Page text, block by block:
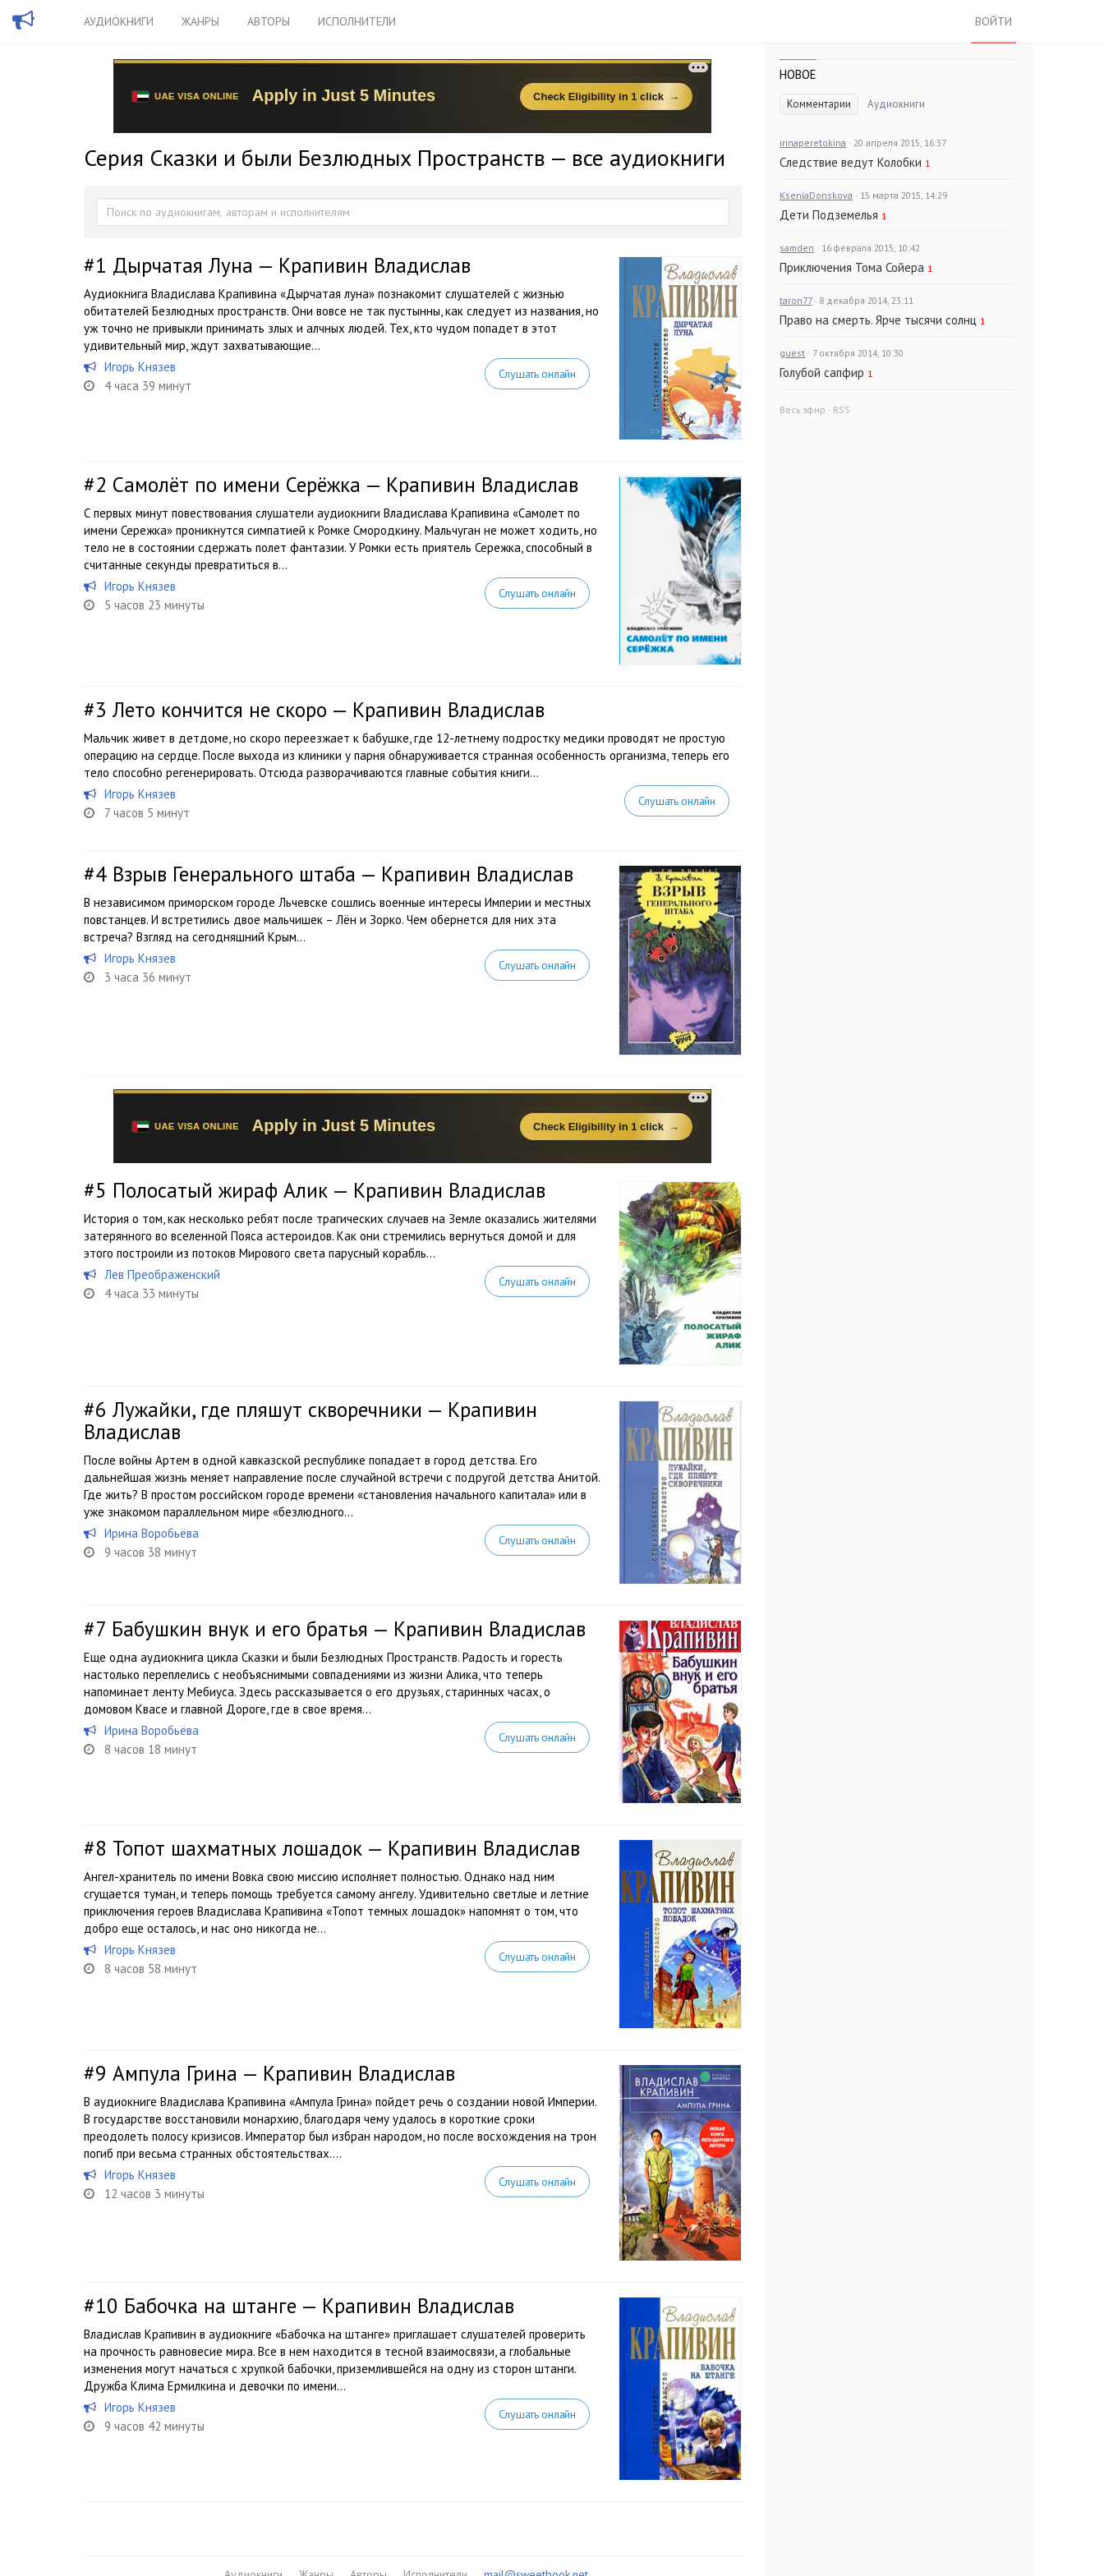
АУДИОКНИГИ ЖАНРЫ АВТОРЫ ИСПОЛНИТЕЛИ ВОЙТИ
Серия Сказки и были Безлюдных Пространств — все аудиокниги
#1 Дырчатая Луна — Крапивин Владислав
Аудиокнига Владислава Крапивина «Дырчатая луна» познакомит слушателей с жизнью
обитателей Безлюдных пространств. Они вовсе не так пустынны, как следует из названия, но
уж точно не привыкли принимать злых и алчных людей. Тех, кто чудом попадет в этот
удивительный мир, ждут захватывающие...
Игорь Князев
4 часа 39 минут
Слушать онлайн
#2 Самолёт по имени Серёжка — Крапивин Владислав
С первых минут повествования слушатели аудиокниги Владислава Крапивина «Самолет по
имени Сережка» проникнутся симпатией к Ромке Смородкину. Мальчуган не может ходить, но
тело не в состоянии сдержать полет фантазии. У Ромки есть приятель Сережка, способный в
считанные секунды превратиться в...
Игорь Князев
5 часов 23 минуты
Слушать онлайн
#3 Лето кончится не скоро — Крапивин Владислав
Мальчик живет в детдоме, но скоро переезжает к бабушке, где 12-летнему подростку медики проводят не простую
операцию на сердце. После выхода из клиники у парня обнаруживается странная особенность организма, теперь его
тело способно регенерировать. Отсюда разворачиваются главные события книги...
Игорь Князев
7 часов 5 минут
Слушать онлайн
#4 Взрыв Генерального штаба — Крапивин Владислав
В независимом приморском городе Льчевске сошлись военные интересы Империи и местных
повстанцев. И встретились двое мальчишек – Лён и Зорко. Чем обернется для них эта
встреча? Взгляд на сегодняшний Крым…
Игорь Князев
3 часа 36 минут
Слушать онлайн
#5 Полосатый жираф Алик — Крапивин Владислав
История о том, как несколько ребят после трагических случаев на Земле оказались жителями
затерянного во вселенной Пояса астероидов. Как они стремились вернуться домой и для
этого построили из потоков Мирового света парусный корабль…
Лев Преображенский
4 часа 33 минуты
Слушать онлайн
#6 Лужайки, где пляшут скворечники — Крапивин
Владислав
После войны Артем в одной кавказской республике попадает в город детства. Его
дальнейшая жизнь меняет направление после случайной встречи с подругой детства Анитой.
Где жить? В простом российском городе времени «становления начального капитала» или в
уже знакомом параллельном мире «безлюдного...
Ирина Воробьёва
9 часов 38 минут
Слушать онлайн
#7 Бабушкин внук и его братья — Крапивин Владислав
Еще одна аудиокнига цикла Сказки и были Безлюдных Пространств. Радость и горесть
настолько переплелись с необъяснимыми совпадениями из жизни Алика, что теперь
напоминает ленту Мeбиуса. Здесь рассказывается о его друзьях, старинных часах, о
домовом Квасе и главной Дороге, где в свое время...
Ирина Воробьёва
8 часов 18 минут
Слушать онлайн
#8 Топот шахматных лошадок — Крапивин Владислав
Ангел-хранитель по имени Вовка свою миссию исполняет полностью. Однако над ним
сгущается туман, и теперь помощь требуется самому ангелу. Удивительно светлые и летние
приключения героев Владислава Крапивина «Топот темных лошадок» напомнят о том, что
добро еще осталось, и нас оно никогда не...
Игорь Князев
8 часов 58 минут
Слушать онлайн
#9 Ампула Грина — Крапивин Владислав
В аудиокниге Владислава Крапивина «Ампула Грина» пойдет речь о создании новой Империи.
В государстве восстановили монархию, благодаря чему удалось в короткие сроки
преодолеть полосу кризисов. Император был избран народом, но после восхождения на трон
погиб при весьма странных обстоятельствах....
Игорь Князев
12 часов 3 минуты
Слушать онлайн
#10 Бабочка на штанге — Крапивин Владислав
Владислав Крапивин в аудиокниге «Бабочка на штанге» приглашает слушателей проверить
на прочность равновесие мира. Все в нем находится в тесной взаимосвязи, а глобальные
изменения могут начаться с хрупкой бабочки, приземлившейся на одну из сторон штанги.
Дружба Клима Ермилкина и девочки по имени...
Игорь Князев
9 часов 42 минуты
Слушать онлайн
НОВОЕ
Комментарии Аудиокниги
irinaperetokina · 20 апреля 2015, 16:37
Следствие ведут Колобки 1
KseniaDonskova · 15 марта 2015, 14:29
Дети Подземелья 1
samden · 16 февраля 2015, 10:42
Приключения Тома Сойера 1
taron77 · 8 декабря 2014, 23:11
Право на смерть. Ярче тысячи солнц 1
guest · 7 октября 2014, 10:30
Голубой сапфир 1
Весь эфир · RSS